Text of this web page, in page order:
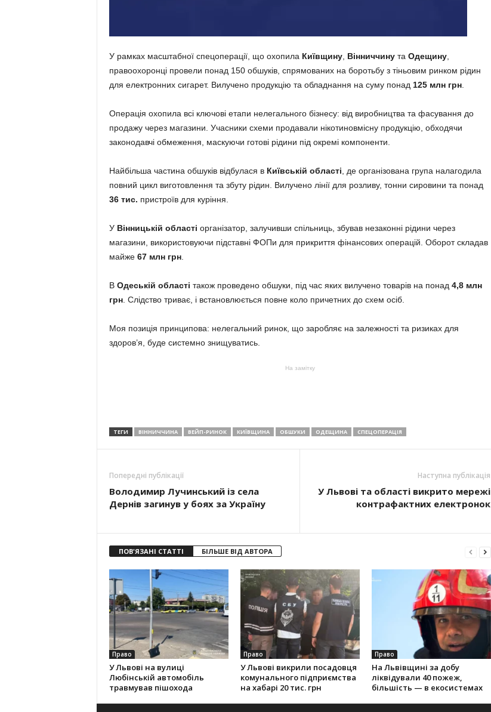
У рамках масштабної спецоперації, що охопила Київщину, Вінниччинута Одещину,
правоохоронці провели понад 150 обшуків, спрямованих на боротьбу з тіньовим ринком рідин
для електронних сигарет. Вилучено продукцію та обладнання на суму понад 125 млн грн.
Операція охопила всі ключові етапи нелегального бізнесу: від виробництва та фасування до
продажу через магазини. Учасники схеми продавали нікотиновмісну продукцію, обходячи
законодавчі обмеження, маскуючи готові рідини під окремі компоненти.
Найбільша частина обшуків відбулася в Київській області , де організована група налагодила
повний цикл виготовлення та збуту рідин. Вилучено лінії для розливу, тонни сировини та понад
36 тис. пристроїв для куріння.
У Вінницькій області організатор, залучивши спільниць, збував незаконні рідини через
магазини, використовуючи підставні ФОПи для прикриття фінансових операцій. Оборот складав
майже 67 млн грн.
В Одеській області також проведено обшуки, під час яких вилучено товарів на понад 4,8 млн
грн. Слідство триває, і встановлюється повне коло причетних до схем осіб.
Моя позиція принципова: нелегальний ринок, що заробляє на залежності та ризиках для
здоров’я, буде системно знищуватись.
На замітку
ТЕГИ ВІННИЧЧИНА ВЕЙП-РИНОК КИЇВЩИНА ОБШУКИ ОДЕЩИНА СПЕЦОПЕРАЦІЯ
Попередні публікації
Володимир Лучинський із села
Дернів загинув у боях за Україну
Наступна публікація
У Львові та області викрито мережі
контрафактних електронок
ПОВ'ЯЗАНІ СТАТТІ БІЛЬШЕ ВІД АВТОРА
Право
У Львові на вулиці
Любінській автомобіль
травмував пішохода
Право
У Львові викрили посадовця
комунального підприємства
на хабарі 20 тис. грн
Право
На Львівщині за добу
ліквідували 40 пожеж,
більшість — в екосистемах